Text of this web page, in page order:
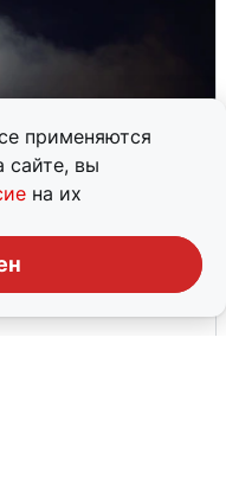
применяются
сайте, вы
на их
сигнала